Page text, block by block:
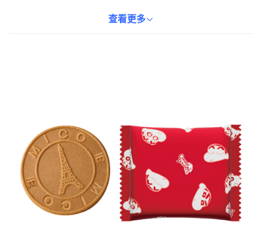
價值。選用精選蘋果製作的內餡，散發出濃郁的果香，口感酸甜適
查看更多